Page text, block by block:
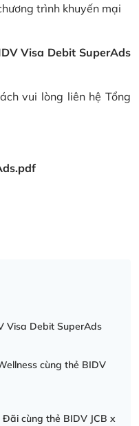
trình khuyến mại
Visa Debit SuperAds
vui lòng liên hệ Tổng
Visa Debit SuperAds
cùng thẻ BIDV
cùng thẻ BIDV JCB x